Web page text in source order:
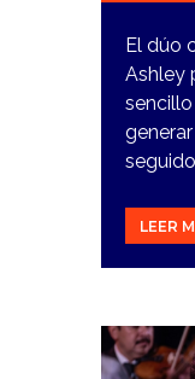
El dúo
Ashley
LEER